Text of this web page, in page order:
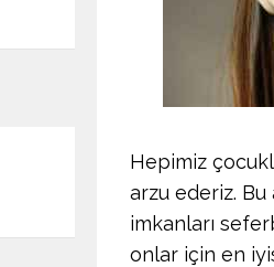
Hepimiz
arzu ederiz.
imkanları
onlar için en